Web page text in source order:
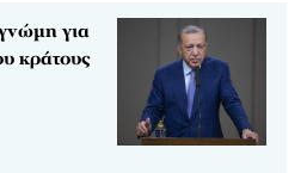
για
κράτους